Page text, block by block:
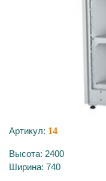
Артикул: 14
Высота: 2400
Ширина: 740